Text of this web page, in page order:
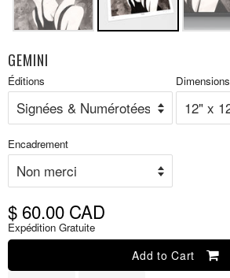
GEMINI
Prix
réduit
Éditions Dimensions
Encadrement
$ 60.00 CAD
Expédition Gratuite
Add to Cart